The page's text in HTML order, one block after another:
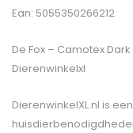
Ean: 5055350266212
De Fox – Camotex
Dierenwinkelxl
DierenwinkelXL.nl is